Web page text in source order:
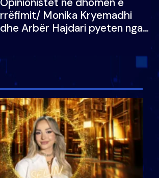
vajzën e tij
rrëfimit/ Monika Kryemadhi
dhe Arbër Hajdari pyeten nga
zëvendësonit njëri-tjetrin?